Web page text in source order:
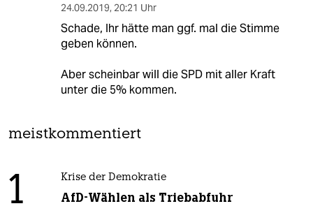
24.09.2019, 20:21 Uhr
Schade, Ihr hätte man ggf. mal die Stimme
geben können.
Aber scheinbar will die SPD mit aller Kraft
unter die 5% kommen.
meistkommentiert
1 Krise der Demokratie
AfD-Wählen als Triebabfuhr